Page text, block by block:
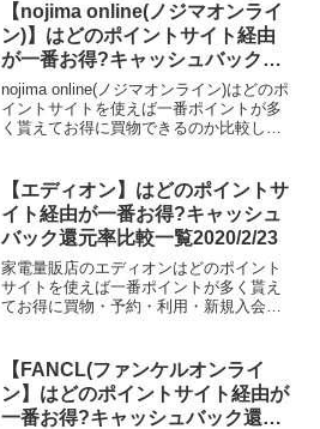
【nojima online(ノジマオンライ
ン)】はどのポイントサイト経由
が一番お得?キャッシュバック還
元率比較一覧2019/7/30
nojima online(ノジマオンライン)はどのポ
イントサイトを使えば一番ポイントが多
く貰えてお得に買物できるのか比較して
中)0.6%0.5%0.45%→0...
【エディオン】はどのポイントサ
イト経由が一番お得?キャッシュ
バック還元率比較一覧2020/2/23
家電量販店のエディオンはどのポイント
サイトを使えば一番ポイントが多く貰え
てお得に買物・予約・利用・新規入会・
イント1.0%取扱なし取扱なし取扱なし取
扱なし1.2%取扱な...
【FANCL(ファンケルオンライ
ン】はどのポイントサイト経由が
一番お得?キャッシュバック還元